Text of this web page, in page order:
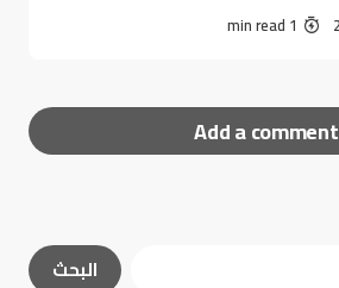
1 min read
Add a comment
الحقول الإلزاميةالبحث